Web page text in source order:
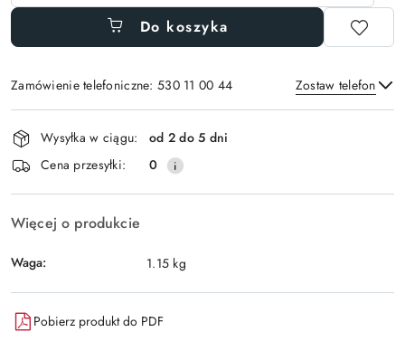
Do koszyka
Zamówienie telefoniczne: 530 11 00 44 Zostaw telefon
Wyślij
Dostępność
i
dostawa
Wysyłka w ciągu:
od 2 do 5 dni
Cena przesyłki:
0
Więcej o produkcie
Waga: 1.15 kg
Pobierz produkt do PDF